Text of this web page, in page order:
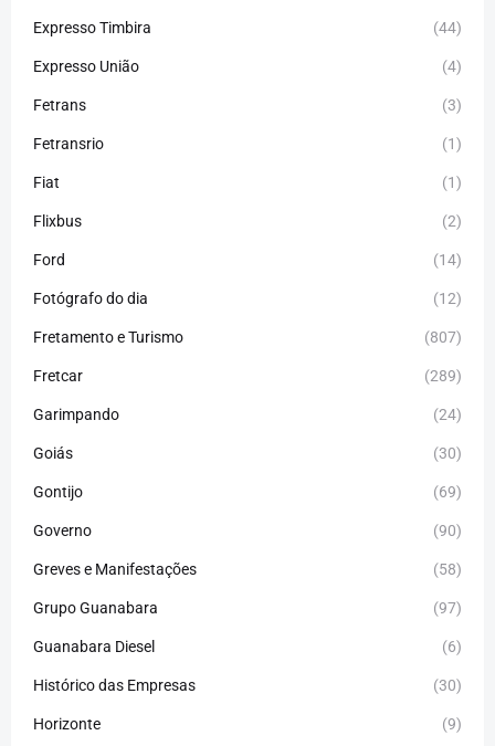
Expresso Timbira (44)
Expresso União (4)
Fetrans (3)
Fetransrio (1)
Fiat (1)
Flixbus (2)
Ford (14)
Fotógrafo do dia (12)
Fretamento e Turismo (807)
Fretcar (289)
Garimpando (24)
Goiás (30)
Gontijo (69)
Governo (90)
Greves e Manifestações (58)
Grupo Guanabara (97)
Guanabara Diesel (6)
Histórico das Empresas (30)
Horizonte (9)